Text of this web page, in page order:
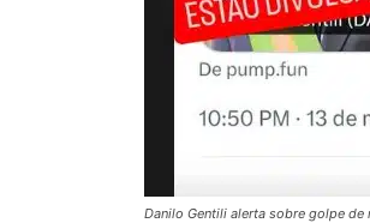
Danilo Gentili alerta sobre golpe de